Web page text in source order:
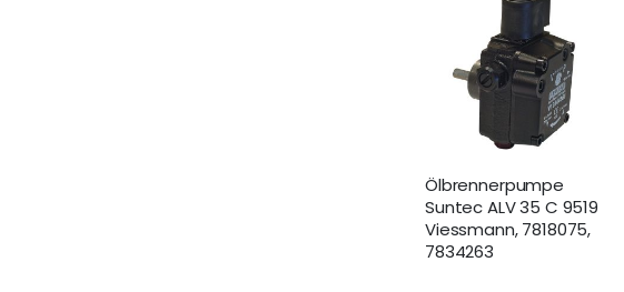
Ölbrennerpumpe
Suntec ALV 35 C 9519
Viessmann, 7818075,
7834263